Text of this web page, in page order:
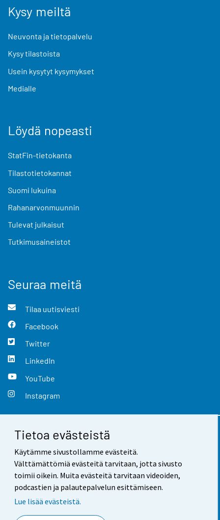
Tietoa evästeistä
Käytämme sivustollamme evästeitä.
Välttämättömiä evästeitä tarvitaan, jotta sivusto
toimii oikein. Muita evästeitä tarvitaan videoiden,
podcastien ja palautepalvelun esittämiseen.
Lue lisää evästeistä.
Kysy meiltä
Neuvonta ja tietopalvelu
Kysy tilastoista
Usein kysytyt kysymykset
Medialle
Löydä nopeasti
StatFin-tietokanta
Tilastotietokannat
Suomi lukuina
Rahanarvonmuunnin
Tulevat julkaisut
Tutkimusaineistot
Seuraa meitä
Tilaa uutisviesti
Facebook
Twitter
LinkedIn
YouTube
Instagram
Yhteystiedot
Palaute
Käyttöehdot
Saavutettavuus